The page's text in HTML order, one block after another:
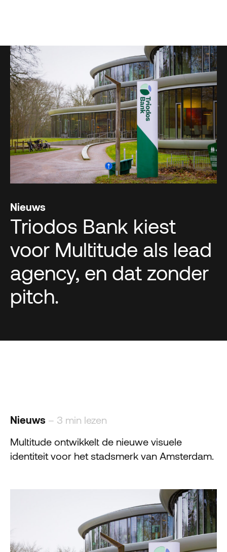
Nieuws
Triodos Bank kiest
voor Multitude als lead
agency, en dat zonder
pitch.
Nieuws – 3 min lezen
Multitude ontwikkelt de nieuwe visuele
identiteit voor het stadsmerk van Amsterdam.